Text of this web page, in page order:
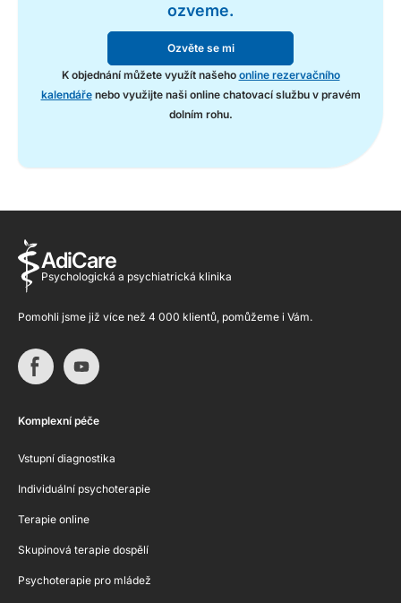
ozveme.
Ozvěte se mi
K objednání můžete využít našeho online rezervačního
kalendářenebo využijte naši online chatovací službu v pravém
dolním rohu.
AdiCare
Psychologická a psychiatrická klinika
Pomohli jsme již více než 4 000 klientů, pomůžeme i Vám.
Komplexní péče
Vstupní diagnostika
Individuální psychoterapie
Terapie online
Skupinová terapie dospělí
Psychoterapie pro mládež